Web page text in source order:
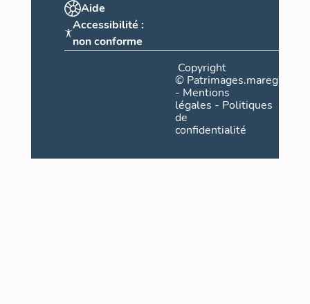
Aide
Accessibilité :
non conforme
Copyright
©
- Mentions
légales - Politiques
de
confidentialité